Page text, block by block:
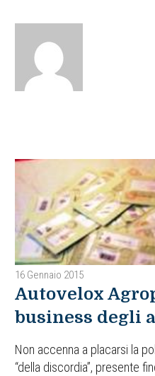
16 Gennaio 2015
Autovelox
business degli
Non accenna a placarsi la
“della discordia”, presente